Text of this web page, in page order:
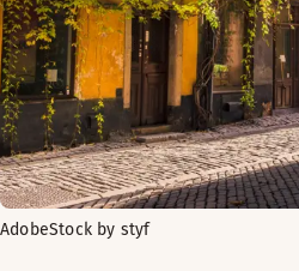
AdobeStock by styf